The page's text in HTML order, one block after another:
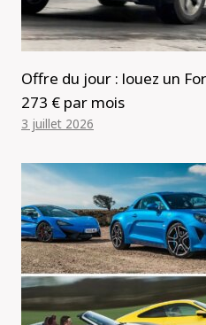
Offre du jour : louez un
273 € par mois
3 juillet 2026